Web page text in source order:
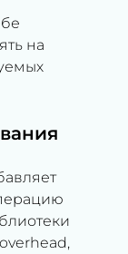
на